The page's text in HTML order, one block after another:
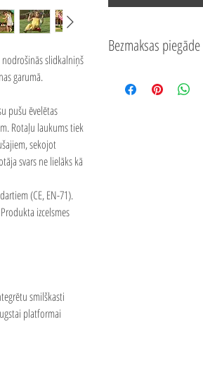
slidkalniņš
garumā.
pušu ēvelētas
Rotaļu laukums tiek
sekojot
svars ne lielāks kā
(CE, EN-71).
izcelsmes
smilškasti
platformai
Bezmaksas